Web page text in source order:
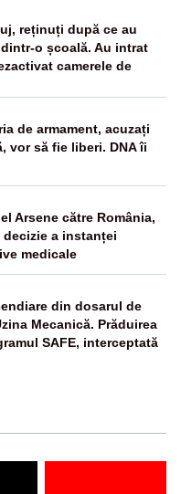
reținuți după ce au
o școală. Au intrat
camerele de
de armament, acuzați
vor să fie liberi. DNA îi
Arsene către România,
a instanței
medicale
din dosarul de
Mecanică. Prăduirea
SAFE, interceptată